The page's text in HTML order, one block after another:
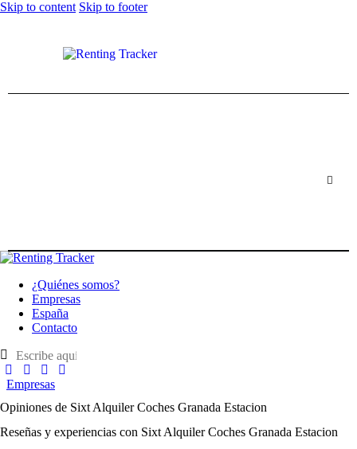
Skip to content Skip to footer
¿Quiénes somos?
Empresas
España
Contacto
Empresas
Opiniones de Sixt Alquiler Coches Granada Estacion
Reseñas y experiencias con Sixt Alquiler Coches Granada Estacion